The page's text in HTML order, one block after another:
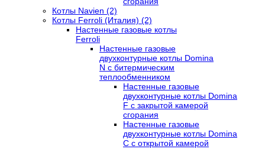
Котлы Navien (2)
Котлы Ferroli (Италия) (2)
Настенные газовые котлы
Ferroli
Настенные газовые
двухконтурные котлы Domina
N с битермическим
теплообменником
Настенные газовые
двухконтурные котлы Domina
F с закрытой камерой
сгорания
Настенные газовые
двухконтурные котлы Domina
C с открытой камерой